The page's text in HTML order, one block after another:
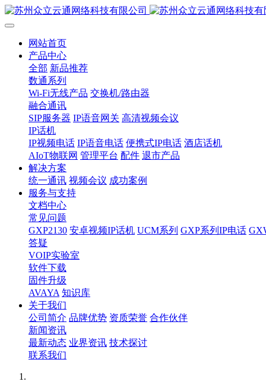
网站首页
产品中心
全部 新品推荐
数通系列
Wi-Fi无线产品 交换机/路由器
融合通讯
SIP服务器 IP语音网关 高清视频会议
IP话机
IP视频电话 IP语音电话 便携式IP电话 酒店话机
AIoT物联网 管理平台 配件 退市产品
解决方案
统一通讯 视频会议 成功案例
服务与支持
文档中心
常见问题
GXP2130 安卓视频IP话机 UCM系列 GXP系列IP电话
答疑
VOIP实验室
软件下载
固件升级
AVAYA 知识库
关于我们
公司简介 品牌优势 资质荣誉 合作伙伴
新闻资讯
最新动态 业界资讯 技术探讨
联系我们